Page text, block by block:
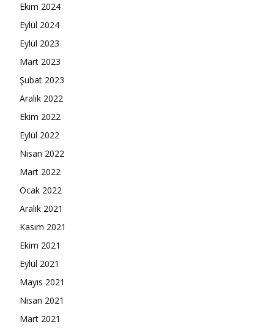
Ekim 2024
Eylül 2024
Eylül 2023
Mart 2023
Şubat 2023
Aralık 2022
Ekim 2022
Eylül 2022
Nisan 2022
Mart 2022
Ocak 2022
Aralık 2021
Kasım 2021
Ekim 2021
Eylül 2021
Mayıs 2021
Nisan 2021
Mart 2021